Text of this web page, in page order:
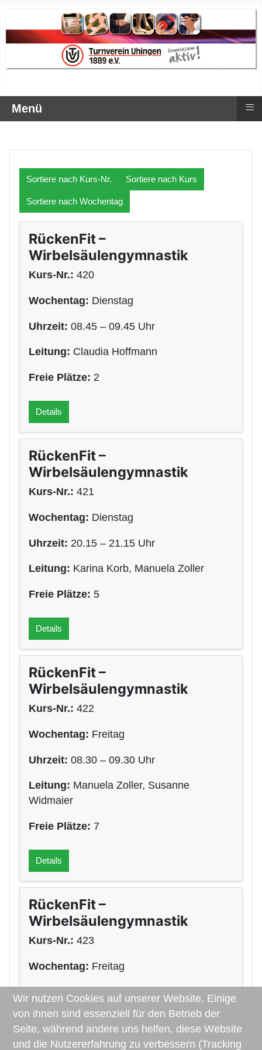
Menü ≡
Sortiere nach Kurs-Nr. Sortiere nach Kurs
Sortiere nach Wochentag
RückenFit –
Wirbelsäulengymnastik
Kurs-Nr.: 420
Wochentag: Dienstag
Uhrzeit: 08.45 – 09.45 Uhr
Leitung: Claudia Hoffmann
Freie Plätze: 2
Details
RückenFit –
Wirbelsäulengymnastik
Kurs-Nr.: 421
Wochentag: Dienstag
Uhrzeit: 20.15 – 21.15 Uhr
Leitung: Karina Korb, Manuela Zoller
Freie Plätze: 5
Details
RückenFit –
Wirbelsäulengymnastik
Kurs-Nr.: 422
Wochentag: Freitag
Uhrzeit: 08.30 – 09.30 Uhr
Leitung: Manuela Zoller, Susanne
Widmaier
Freie Plätze: 7
Details
RückenFit –
Wirbelsäulengymnastik
Kurs-Nr.: 423
Wochentag: Freitag
09.45 – 10.45 Uhr
Leitung:Manuela Zoller, Susanne
Widmaier
Wir nutzen Cookies auf unserer Website. Einige
von ihnen sind essenziell für den Betrieb der
Seite, während andere uns helfen, diese Website
und die Nutzererfahrung zu verbessern (Tracking